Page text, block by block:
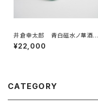
井倉幸太郎 青白磁水ノ華酒盃
（桐箱付）18-5
¥22,000
CATEGORY